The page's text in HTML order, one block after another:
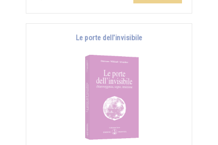
Le porte dell'invisibile